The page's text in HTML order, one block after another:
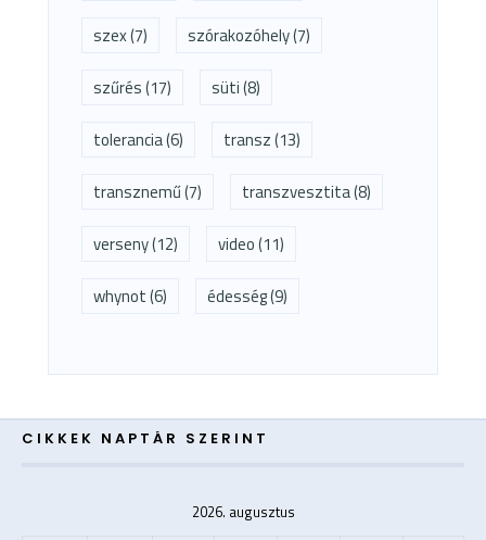
szex(7) szórakozóhely(7)
szűrés(17) süti(8)
tolerancia(6) transz(13)
transznemű(7) transzvesztita(8)
verseny(12) video(11)
whynot(6) édesség(9)
CIKKEK NAPTÁR SZERINT
2026. augusztus